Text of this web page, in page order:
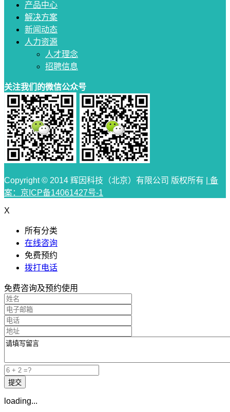
产品中心
解决方案
新闻动态
人力资源
人才理念
招聘信息
关注我们的微信公众号
Copyright © 2014 辉因科技（北京）有限公司 版权所有 |
备
案：京ICP备14061427号-1
X
所有分类
在线咨询
免费预约
拨打电话
免费咨询及预约使用
loading...